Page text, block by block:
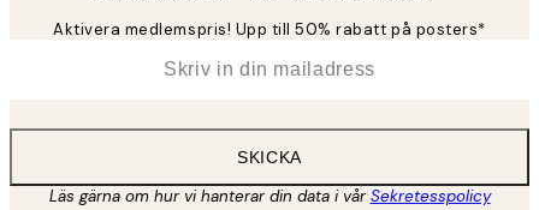
Aktivera medlemspris! Upp till 50% rabatt på posters*
SKICKA
Läs gärna om hur vi hanterar din data i vårSekretesspolicy